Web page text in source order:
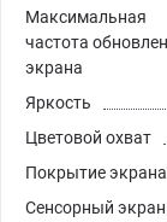
Максимальная
частота
экрана
Яркость
Цветовой охват
Покрытие экрана
Сенсорный экран